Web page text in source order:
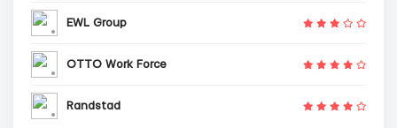
EWL Group
OTTO Work Force
Randstad